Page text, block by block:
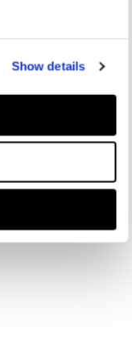
Show details